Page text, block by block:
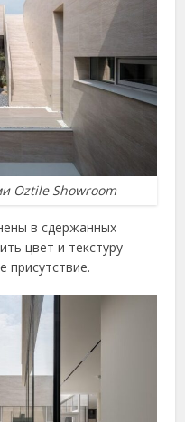
Oztile Showroom
в сдержанных
цвет и текстуру
присутствие.